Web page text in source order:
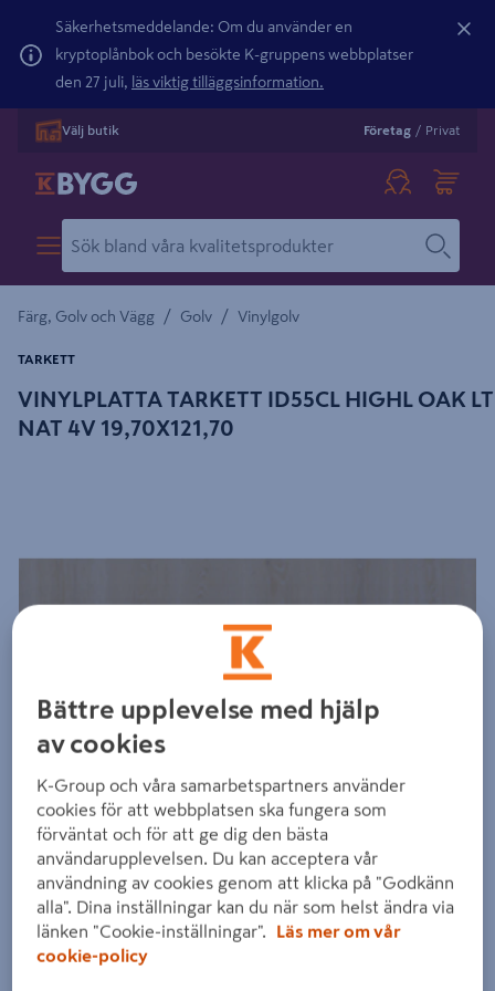
Säkerhetsmeddelande: Om du använder en
kryptoplånbok och besökte K-gruppens webbplatser
den 27 juli, läs viktig tilläggsinformation.
Välj butik Företag / Privat
Färg, Golv och Vägg / Golv / Vinylgolv
VINYLPLATTA TARKETT ID55CL HIGHL OAK LT
NAT 4V 19,70X121,70
TARKETT
Bättre upplevelse med hjälp
av cookies
K-Group och våra samarbetspartners använder
cookies för att webbplatsen ska fungera som
förväntat och för att ge dig den bästa
användarupplevelsen. Du kan acceptera vår
användning av cookies genom att klicka på "Godkänn
alla". Dina inställningar kan du när som helst ändra via
länken "Cookie-inställningar".
Läs mer om vår
cookie-policy